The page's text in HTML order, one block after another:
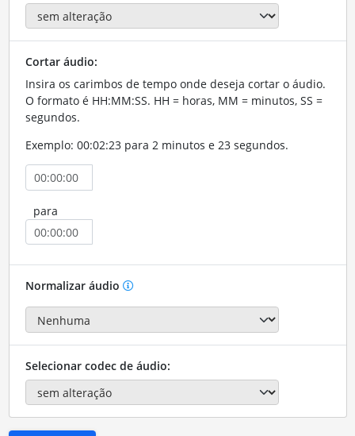
Cortar áudio:
Insira os carimbos de tempo onde deseja cortar o áudio.
O formato é HH:MM:SS. HH = horas, MM = minutos, SS =
segundos.
Exemplo: 00:02:23 para 2 minutos e 23 segundos.
para
Normalizar áudio
Selecionar codec de áudio: